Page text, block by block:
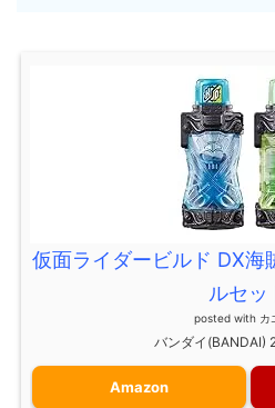
仮面ライダービルド DX海
ルセッ
posted with カ
バンダイ(BANDAI)
Amazon